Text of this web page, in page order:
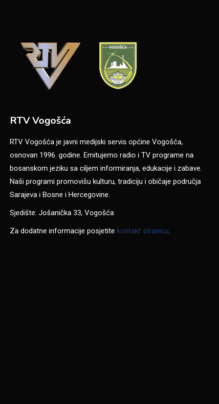
RTV Vogošća
RTV Vogošća je javni medijski servis općine Vogošća,
osnovan 1996. godine. Emitujemo radio i TV programe na
bosanskom jeziku sa ciljem informiranja, edukacije i zabave.
Naši programi promovišu kulturu, tradiciju i običaje područja
Sarajeva i Bosne i Hercegovine.
Sjedište: Jošanička 33, Vogošća
Za dodatne informacije posjetite kontakt stranicu.